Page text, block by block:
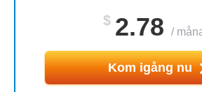
$ 2.78 /
Kom igång nu